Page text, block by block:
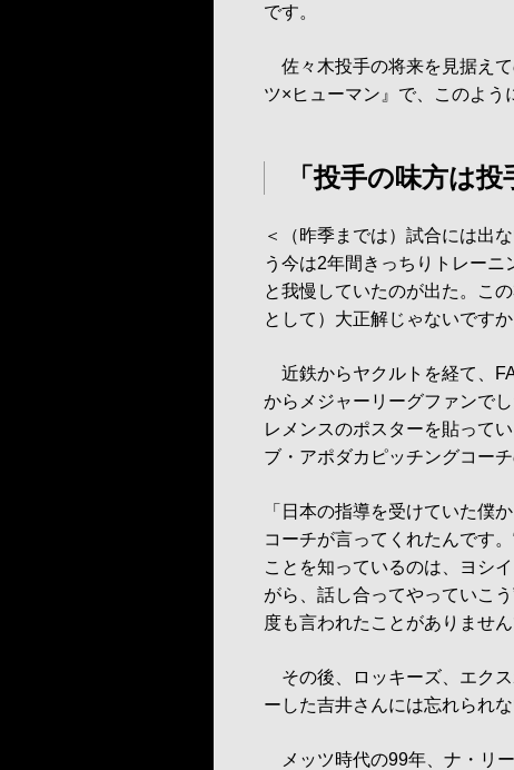
です。
佐々木投手の将来を見据え
ツ×ヒューマン』で、このよう
「投手の味方は投
＜（昨季までは）試合には出
う今は2年間きっちりトレー
と我慢していたのが出た。こ
として）大正解じゃないですか
近鉄からヤクルトを経て、
からメジャーリーグファンで
レメンスのポスターを貼って
ブ・アポダカピッチングコー
「日本の指導を受けていた僕
コーチが言ってくれたんです
ことを知っているのは、ヨシ
がら、話し合ってやっていこ
度も言われたことがありません
その後、ロッキーズ、エク
ーした吉井さんには忘れられ
メッツ時代の99年、ナ・リ